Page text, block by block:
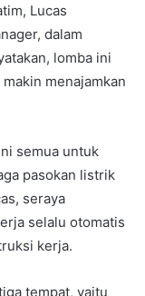
Lucas
dalam
lomba ini
menajamkan
semua untuk
pasokan listrik
seraya
selalu otomatis
kerja.
tempat, yaitu